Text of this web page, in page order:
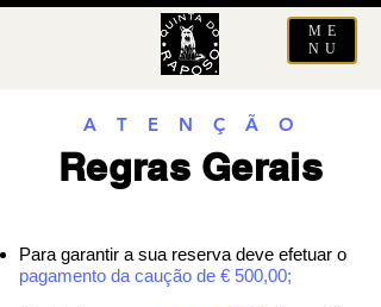
ME
NU
A T E N Ç Ã O
Regras Gerais
Para garantir a sua reserva deve efetuar o
pagamento da caução de € 500,00;